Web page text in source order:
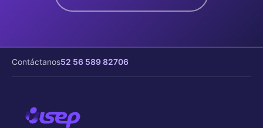
Contáctanos52 56 589 82706